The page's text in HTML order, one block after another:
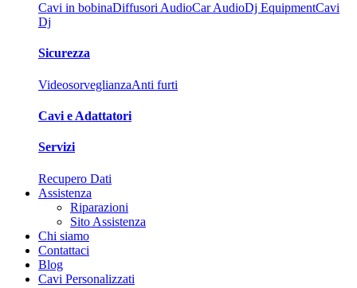
Cavi in bobinaDiffusori AudioCar AudioDj EquipmentCavi
Dj
Sicurezza
VideosorveglianzaAnti furti
Cavi e Adattatori
Servizi
Recupero Dati
Assistenza
Riparazioni
Sito Assistenza
Chi siamo
Contattaci
Blog
Cavi Personalizzati